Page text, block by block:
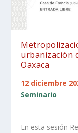
urbanización
Oaxaca
12 diciembre
Seminario
En esta sesión